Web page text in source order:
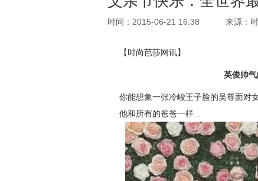
时间：2015-06-21 16:38 来源：
【时尚芭莎网讯】
英俊帅
你能想象一张冷峻王子脸的吴尊面对
他和所有的爸爸一样...